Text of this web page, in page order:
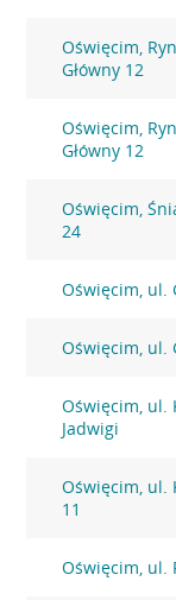
Oświęcim,
Główny 12
Oświęcim,
Główny 12
Oświęcim,
24
Oświęcim, ul.
Oświęcim, ul.
Oświęcim, ul.
Jadwigi
Oświęcim, ul.
11
Oświęcim, ul.